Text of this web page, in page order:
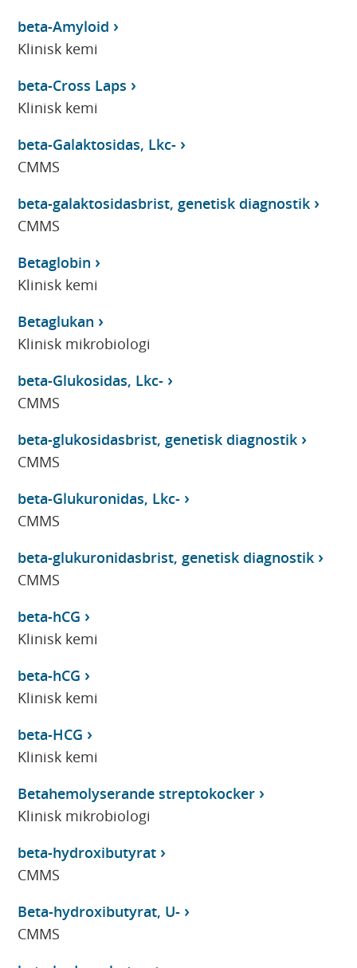
beta-Amyloid
Klinisk kemi
beta-Cross Laps
Klinisk kemi
beta-Galaktosidas, Lkc-
CMMS
beta-galaktosidasbrist, genetisk diagnostik
CMMS
Betaglobin
Klinisk kemi
Betaglukan
Klinisk mikrobiologi
beta-Glukosidas, Lkc-
CMMS
beta-glukosidasbrist, genetisk diagnostik
CMMS
beta-Glukuronidas, Lkc-
CMMS
beta-glukuronidasbrist, genetisk diagnostik
CMMS
beta-hCG
Klinisk kemi
beta-hCG
Klinisk kemi
beta-HCG
Klinisk kemi
Betahemolyserande streptokocker
Klinisk mikrobiologi
beta-hydroxibutyrat
CMMS
Beta-hydroxibutyrat, U-
CMMS